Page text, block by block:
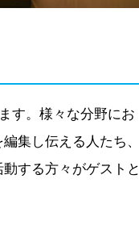
す。様々な分野にお
集し伝える人たち、
する方々がゲストと